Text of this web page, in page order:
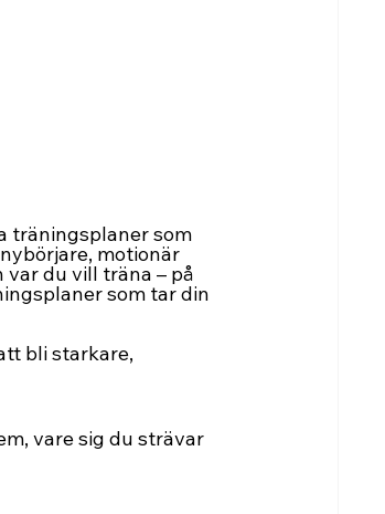
träningsplaner som
motionär
du vill träna – på
som tar din
bli starkare,
vare sig du strävar